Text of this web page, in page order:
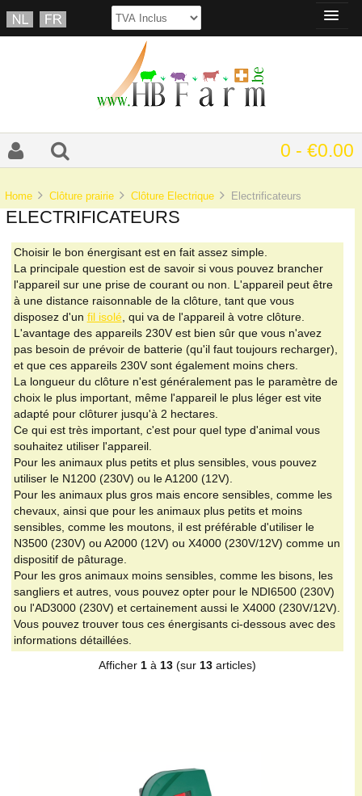
0 - €0.00
Home Clôture prairie Clôture Electrique Electrificateurs
ELECTRIFICATEURS
Choisir le bon énergisant est en fait assez simple.
La principale question est de savoir si vous pouvez brancher
l'appareil sur une prise de courant ou non. L'appareil peut être
à une distance raisonnable de la clôture, tant que vous
disposez d'un fil isolé, qui va de l'appareil à votre clôture.
L'avantage des appareils 230V est bien sûr que vous n'avez
pas besoin de prévoir de batterie (qu'il faut toujours recharger),
et que ces appareils 230V sont également moins chers.
La longueur du clôture n'est généralement pas le paramètre de
choix le plus important, même l'appareil le plus léger est vite
adapté pour clôturer jusqu'à 2 hectares.
Ce qui est très important, c'est pour quel type d'animal vous
souhaitez utiliser l'appareil.
Pour les animaux plus petits et plus sensibles, vous pouvez
utiliser le N1200 (230V) ou le A1200 (12V).
Pour les animaux plus gros mais encore sensibles, comme les
chevaux, ainsi que pour les animaux plus petits et moins
sensibles, comme les moutons, il est préférable d'utiliser le
N3500 (230V) ou A2000 (12V) ou X4000 (230V/12V) comme un
dispositif de pâturage.
Pour les gros animaux moins sensibles, comme les bisons, les
sangliers et autres, vous pouvez opter pour le NDI6500 (230V)
ou l'AD3000 (230V) et certainement aussi le X4000 (230V/12V).
Vous pouvez trouver tous ces énergisants ci-dessous avec des
informations détaillées.
Afficher 1 à 13 (sur 13 articles)